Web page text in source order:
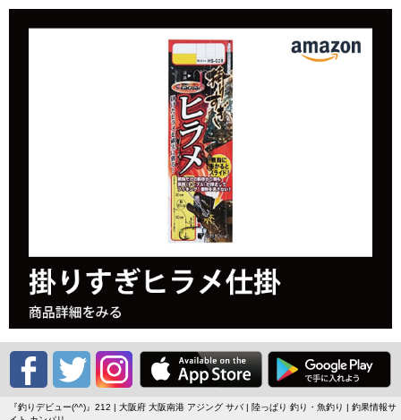
『釣りデビュー(^^)』212 | 大阪府 大阪南港 アジング サバ | 陸っぱり 釣り・魚釣り | 釣果情報サ